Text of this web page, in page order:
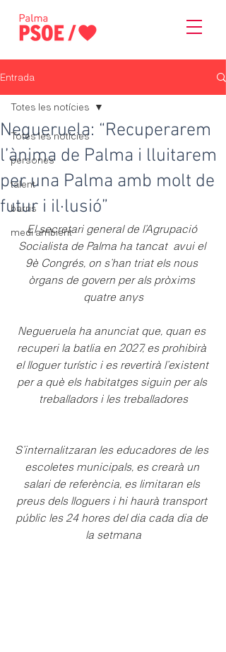
Entrada
Totes les notícies
persones
talent
barris
medi ambient
Totes les notícies
Negueruela: “Recuperarem
l’ànima de Palma i lluitarem
per una Palma amb molt de
futur i il·lusió”
El secretari general de l’Agrupació
Socialista de Palma ha tancat  avui el
9è Congrés, on s’han triat els nous
òrgans de govern per als pròxims
quatre anys
Negueruela ha anunciat que, quan es
recuperi la batlia en 2027, es prohibirà
el lloguer turístic i es revertirà l’existent
per a què els habitatges siguin per als
treballadors i les treballadores
S’internalitzaran les educadores de les
escoletes municipals, es crearà un
salari de referència, es limitaran els
preus dels lloguers i hi haurà transport
públic les 24 hores del dia cada dia de
la setmana